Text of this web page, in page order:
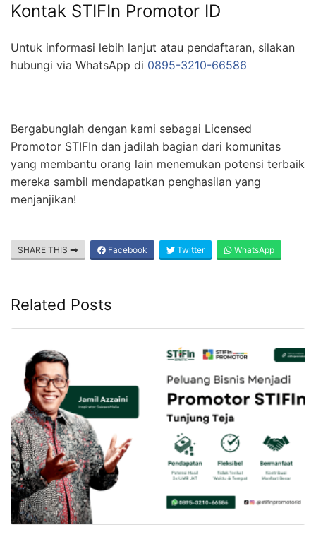
Kontak STIFIn Promotor ID
Untuk informasi lebih lanjut atau pendaftaran, silakan
hubungi via WhatsApp di 0895-3210-66586
Bergabunglah dengan kami sebagai Licensed
Promotor STIFIn dan jadilah bagian dari komunitas
yang membantu orang lain menemukan potensi terbaik
mereka sambil mendapatkan penghasilan yang
menjanjikan!
SHARE THIS Facebook Twitter WhatsApp
Related Posts